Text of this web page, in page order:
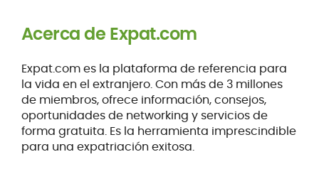
Acerca de Expat.com
Expat.com es la plataforma de referencia para
la vida en el extranjero. Con más de 3 millones
de miembros, ofrece información, consejos,
oportunidades de networking y servicios de
forma gratuita. Es la herramienta imprescindible
para una expatriación exitosa.